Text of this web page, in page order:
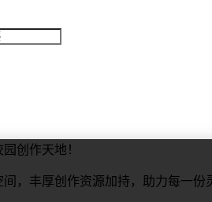
创作天地！
间，丰厚创作资源加持，助力每一份